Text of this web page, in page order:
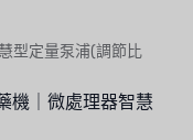
型定量泵浦(調節比
機｜微處理器智慧